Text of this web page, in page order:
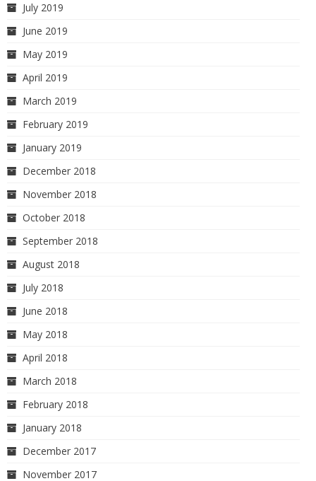
July 2019
June 2019
May 2019
April 2019
March 2019
February 2019
January 2019
December 2018
November 2018
October 2018
September 2018
August 2018
July 2018
June 2018
May 2018
April 2018
March 2018
February 2018
January 2018
December 2017
November 2017